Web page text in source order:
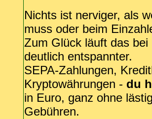
Nichts ist nerviger, als
muss oder beim
Zum Glück läuft das
deutlich entspannter.
SEPA-Zahlungen,
Kryptowährungen - du
in Euro, ganz ohne
Gebühren.